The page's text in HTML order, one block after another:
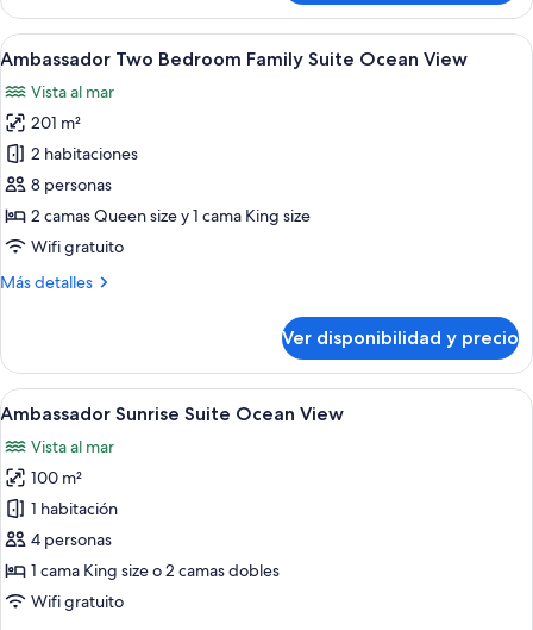
Class
Suite
Ocean
Ver
todas
las
fotos
de
Ambassador
Two
Bedroom
Family
Suite
Una habitación de hotel moderna
5
Ambassador Two Bedroom Family Suite Ocean View
Vista al mar
201 m²
2 habitaciones
8 personas
2 camas Queen size y 1 cama King size
Wifi gratuito
Más detalles
Más
Two
Bedroom
Family
Ocean
View
Ver disponibilidad y precio
Ver
todas
las
fotos
de
Ambassador
Sunrise
Suite
Una sala de estar moderna con un
5
Ambassador Sunrise Suite Ocean View
Vista al mar
100 m²
1 habitación
4 personas
1 cama King size o 2 camas dobles
Wifi gratuito